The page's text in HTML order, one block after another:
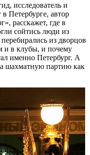
исследователь и
Петербурге, автор
расскажет, где в
сойтись люди из
из дворцов
и в клубы, и почему
именно Петербург. А
шахматную партию как